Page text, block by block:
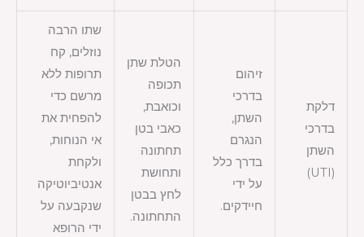
דלקת
בדרכי
השתן
(UTI)
זיהום
בדרכי
השתן,
הנגרם
בדרך כלל
על ידי
חיידקים.
הטלת שתן
תכופה
וכואבת,
כאבי בטן
תחתונה
ותחושת
לחץ בבטן
התחתונה.
שתו הרבה
נוזלים, קח
תרופות ללא
מרשם כדי
להפחית את
אי הנוחות,
ולקחת
אנטיביוטיקה
שנקבעה על
ידי הרופא